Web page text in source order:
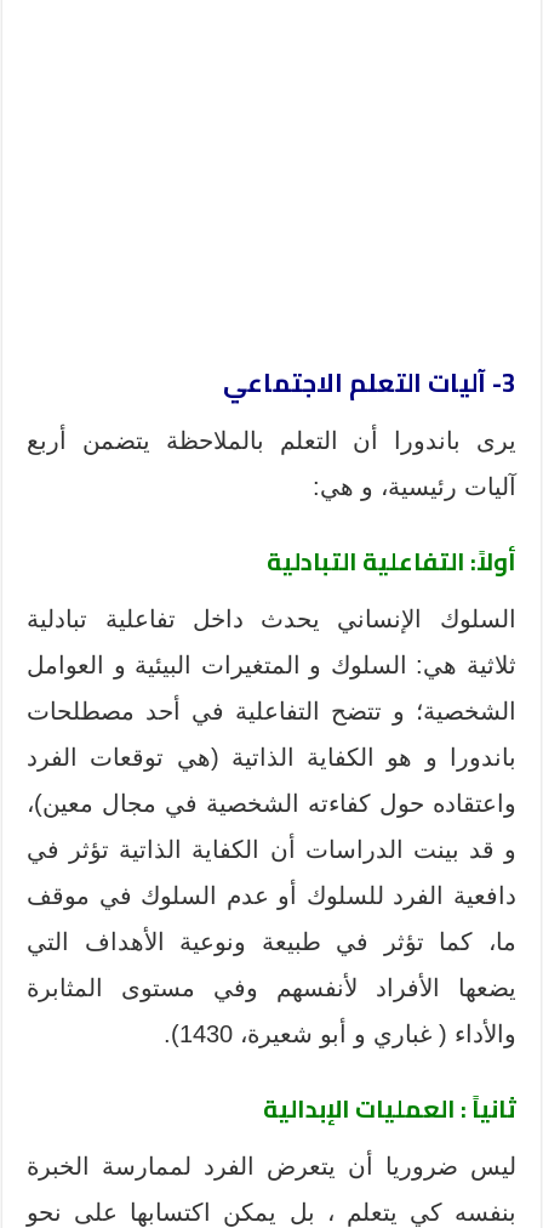
3- آليات التعلم الاجتماعي
يرى باندورا أن التعلم بالملاحظة يتضمن أربع
آليات رئيسية، و هي:
أولاً: التفاعلية التبادلية
السلوك الإنساني يحدث داخل تفاعلية تبادلية
ثلاثية هي: السلوك و المتغيرات البيئية و العوامل
الشخصية؛ و تتضح التفاعلية في أحد مصطلحات
باندورا و هو الكفاية الذاتية (هي توقعات الفرد
واعتقاده حول كفاءته الشخصية في مجال معين)،
و قد بينت الدراسات أن الكفاية الذاتية تؤثر في
دافعية الفرد للسلوك أو عدم السلوك في موقف
ما، كما تؤثر في طبيعة ونوعية الأهداف التي
يضعها الأفراد لأنفسهم وفي مستوى المثابرة
والأداء ( غباري و أبو شعيرة، 1430).
ثانياً : العمليات الإبدالية
ليس ضروريا أن يتعرض الفرد لممارسة الخبرة
بنفسه كي يتعلم ، بل يمكن اكتسابها على نحو